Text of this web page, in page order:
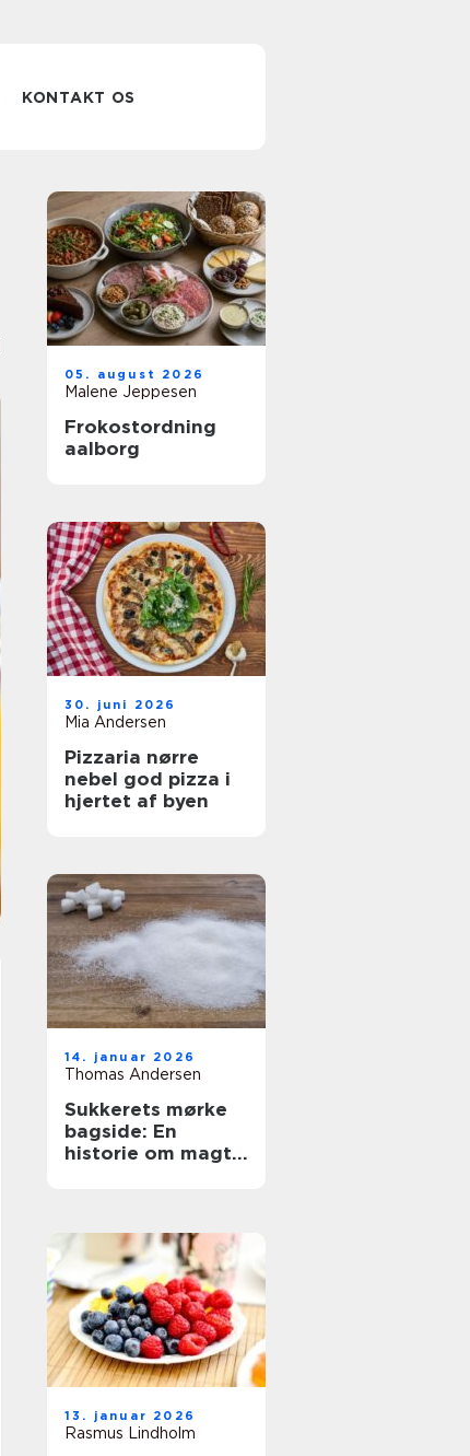
KONTAKT OS
05. august 2026
Malene Jeppesen
Frokostordning
aalborg
30. juni 2026
Mia Andersen
Pizzaria nørre
nebel god pizza i
hjertet af byen
14. januar 2026
Thomas Andersen
Sukkerets mørke
bagside: En
historie om magt
13. januar 2026
Rasmus Lindholm